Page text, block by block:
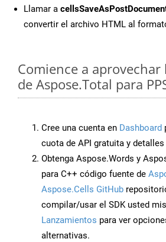
Llamar a
convertir el archivo HTML al
Comience a aprovechar
de Aspose.Total para
Cree una cuenta en Dashboard
cuota de API gratuita y
Obtenga Aspose.Words y
para C++ código fuente de
Aspose.Cells GitHub
compilar/usar el SDK usted
Lanzamientos para ver
alternativas.